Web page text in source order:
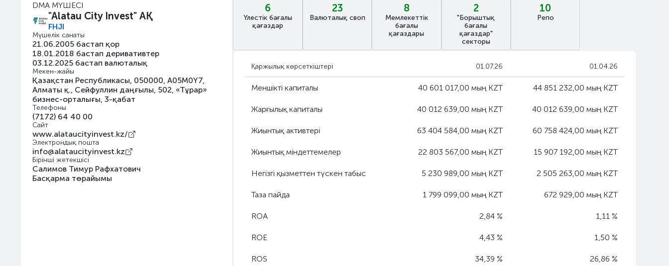
DMA МҮШЕСІ
"Alatau City Invest" АҚ
FHJI
Мүшелік санаты
21.06.2005 бастап қор
18.01.2018 бастап деривативтер
03.12.2025 бастап валюталық
Мекен-жайы
Қазақстан Республикасы, 050000, A05M0Y7,
Алматы қ., Сейфуллин даңғылы, 502, «Тұрар»
бизнес-орталығы, 3-қабат
Телефоны
(7172) 64 40 00
Сайт
www.alataucityinvest.kz/
Электрондық пошта
info@alataucityinvest.kz
Бірінші жетекшісі
Салимов Тимур Рафхатович
Басқарма төрайымы
6
Үлестік бағалы
қағаздар
23
Валюталық своп
8
Мемлекеттік
бағалы
қағаздары
2
"Борыштық
бағалы
қағаздар"
секторы
10
Репо
Қаржылық көрсеткіштері 01.07.26 01.04.26
Меншікті капиталы 40 601 017,00 мың KZT 44 851 232,00 мың KZT
Жарғылық капиталы 40 012 639,00 мың KZT 40 012 639,00 мың KZT
Жиынтық активтері 63 404 584,00 мың KZT 60 758 424,00 мың KZT
Жиынтық міндеттемелер 22 803 567,00 мың KZT 15 907 192,00 мың KZT
Негізгі қызметтен түскен табыс 5 230 989,00 мың KZT 2 505 263,00 мың KZT
Таза пайда 1 799 099,00 мың KZT 672 929,00 мың KZT
ROA 2,84 % 1,11 %
ROE 4,43 % 1,50 %
ROS 34,39 % 26,86 %